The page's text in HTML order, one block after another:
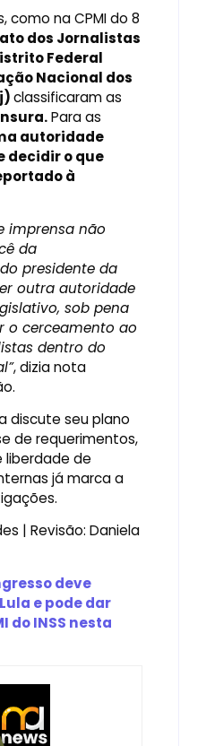
como na CPMI do 8
dos Jornalistas
Federal
Nacional dos
classificaram as
Para as
autoridade
decidir o que
à
imprensa não
da
presidente da
outra autoridade
sob pena
o cerceamento ao
dentro do
, dizia nota
discute seu plano
de requerimentos,
liberdade de
já marca a
| Revisão: Daniela
deve
e pode dar
do INSS nesta